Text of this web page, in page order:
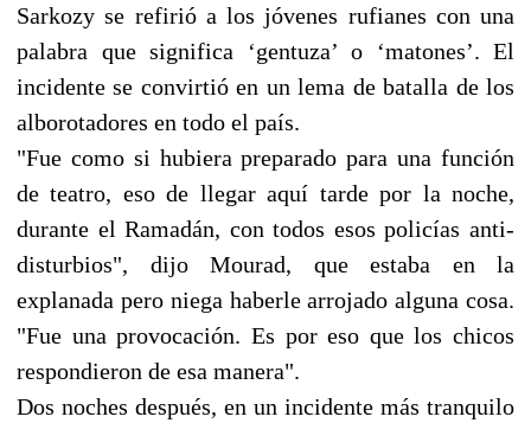
Sarkozy se refirió a los jóvenes rufianes con una
palabra que significa ‘gentuza’ o ‘matones’. El
incidente se convirtió en un lema de batalla de los
alborotadores en todo el país.
"Fue como si hubiera preparado para una función
de teatro, eso de llegar aquí tarde por la noche,
durante el Ramadán, con todos esos policías anti-
disturbios", dijo Mourad, que estaba en la
explanada pero niega haberle arrojado alguna cosa.
"Fue una provocación. Es por eso que los chicos
respondieron de esa manera".
Dos noches después, en un incidente más tranquilo